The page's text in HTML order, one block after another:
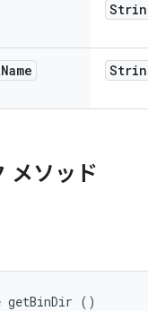
Name
メソッド
getBinDir ()